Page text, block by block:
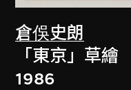
倉俁史朗
「東京」草繪
1986